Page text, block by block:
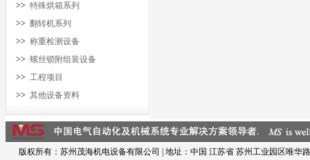
>> 特殊烘箱系列
>> 翻转机系列
>> 称重检测设备
>> 螺丝锁附组装设备
>> 工程项目
>> 其他设备资料
版权所有：苏州茂海机电设备有限公司 | 地址：中国 江苏省 苏州工业园区唯华